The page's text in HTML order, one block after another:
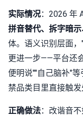
实际情况：2026 年
拼音替代、拆字暗
体。语义识别层面
更进一步——平台还
便明说""自己脑补"
禁品类目里直接触发
正确做法：改谐音